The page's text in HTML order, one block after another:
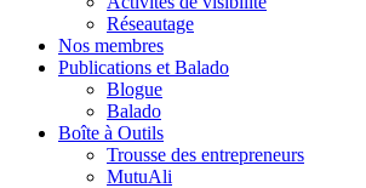
Réseautage
Nos membres
Publications et Balado
Blogue
Balado
Boîte à Outils
Trousse des entrepreneurs
MutuAli